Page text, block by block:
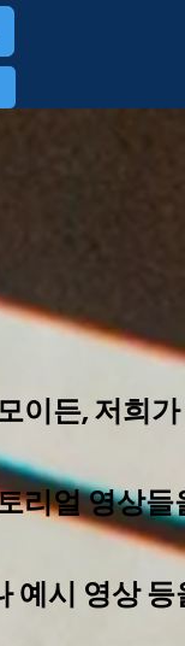
이든, 저희
리얼 영상들
예시 영상 등